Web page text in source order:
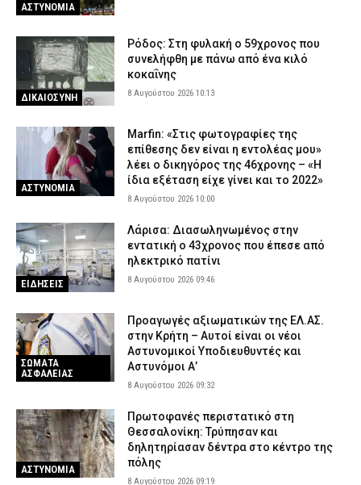
ΑΣΤΥΝΟΜΙΑ
ΔΙΚΑΙΟΣΥΝΗ
Ρόδος: Στη φυλακή ο 59χρονος που
συνελήφθη με πάνω από ένα κιλό
κοκαΐνης
8 Αυγούστου 2026 10:13
ΑΣΤΥΝΟΜΙΑ
Marfin: «Στις φωτογραφίες της
επίθεσης δεν είναι η εντολέας μου»
λέει ο δικηγόρος της 46χρονης – «Η
ίδια εξέταση είχε γίνει και το 2022»
8 Αυγούστου 2026 10:00
ΕΙΔΗΣΕΙΣ
Λάρισα: Διασωληνωμένος στην
εντατική ο 43χρονος που έπεσε από
ηλεκτρικό πατίνι
8 Αυγούστου 2026 09:46
ΣΩΜΑΤΑ
ΑΣΦΑΛΕΙΑΣ
Προαγωγές αξιωματικών της ΕΛ.ΑΣ.
στην Κρήτη – Αυτοί είναι οι νέοι
Αστυνομικοί Υποδιευθυντές και
Αστυνόμοι Α’
8 Αυγούστου 2026 09:32
ΑΣΤΥΝΟΜΙΑ
Πρωτοφανές περιστατικό στη
Θεσσαλονίκη: Τρύπησαν και
δηλητηρίασαν δέντρα στο κέντρο της
πόλης
8 Αυγούστου 2026 09:19